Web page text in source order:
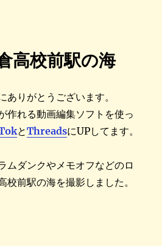
高校前駅の海
ありがとうございます。
作れる動画編集ソフトを使っ
とThreadsにUPしてます。
ムダンクやメモオフなどのロ
校前駅の海を撮影しました。